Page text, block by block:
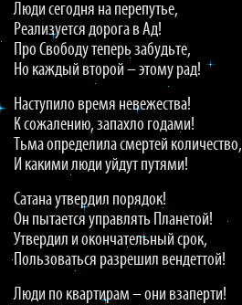
Люди сегодня на перепутье,
Реализуется дорога в Ад!
Про Свободу теперь забудьте,
Но каждый второй – этому рад!
Наступило время невежества!
К сожалению, запахло годами!
Тьма определила смертей количество,
И какими люди уйдут путями!
Сатана утвердил порядок!
Он пытается управлять Планетой!
Утвердил и окончательный срок,
Пользоваться разрешил вендеттой!
Люди по квартирам – они взаперти!